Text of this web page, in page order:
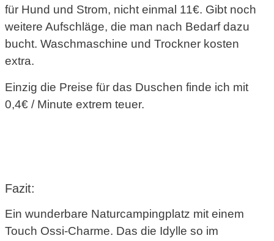
für Hund und Strom, nicht einmal 11€. Gibt noch
weitere Aufschläge, die man nach Bedarf dazu
bucht. Waschmaschine und Trockner kosten
extra.
Einzig die Preise für das Duschen finde ich mit
0,4€ / Minute extrem teuer.
Fazit:
Ein wunderbare Naturcampingplatz mit einem
Touch Ossi-Charme. Das die Idylle so im